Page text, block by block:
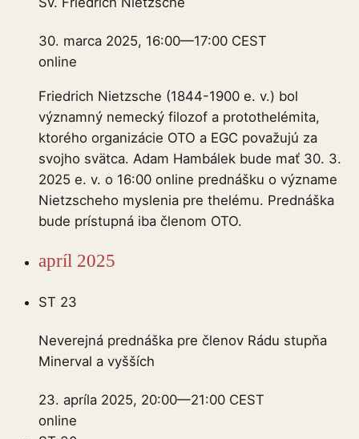
30. marca 2025, 16:00—17:00 CEST
online
Friedrich Nietzsche (1844-1900 e. v.) bol
významný nemecký filozof a protothelémita,
ktorého organizácie OTO a EGC považujú za
svojho svätca. Adam Hambálek bude mať 30. 3.
2025 e. v. o 16:00 online prednášku o význame
Nietzscheho myslenia pre thelému. Prednáška
bude prístupná iba členom OTO.
apríl 2025
ST 23
Neverejná prednáška pre členov Rádu stupňa
Minerval a vyšších
23. apríla 2025, 20:00—21:00 CEST
online